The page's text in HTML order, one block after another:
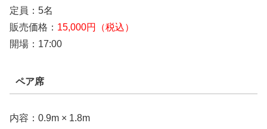
定員：5名
販売価格： 15,000円（税込）
開場：17:00
ペア席
内容：0.9m × 1.8m